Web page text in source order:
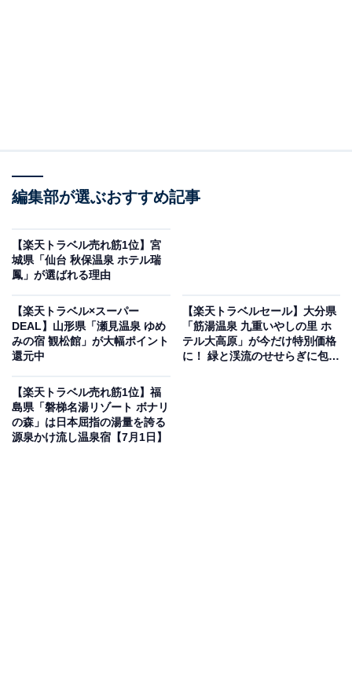
宇奈月温泉 延楽（画像出典：楽天トラベル）
「滑川・魚津・朝日・黒部・宇奈月の50～11室のホテ
ル・旅館」で1位を獲得しているのは、「宇奈月温泉 延
楽」です。
編集部が選ぶおすすめ記事
【楽天トラベル売れ筋1位】宮
城県「仙台 秋保温泉 ホテル瑞
鳳」が選ばれる理由
【楽天トラベル×スーパー
DEAL】山形県「瀬見温泉 ゆめ
みの宿 観松館」が大幅ポイント
還元中
【楽天トラベルセール】大分県
「筋湯温泉 九重いやしの里 ホ
テル大高原」が今だけ特別価格
に！ 緑と渓流のせせらぎに包ま
【楽天トラベル売れ筋1位】福
島県「磐梯名湯リゾート ボナリ
の森」は日本屈指の湯量を誇る
源泉かけ流し温泉宿【7月1日】